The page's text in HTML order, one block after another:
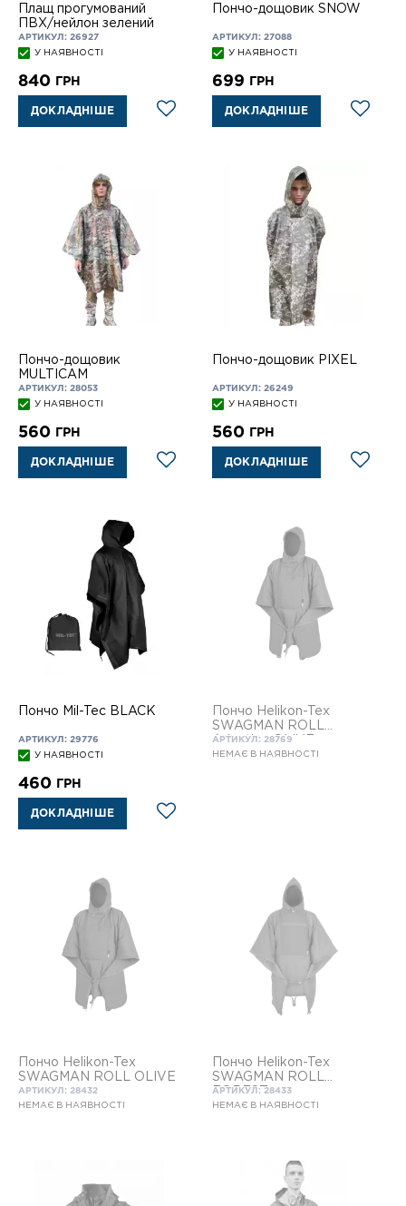
Плащ прогумований
ПВХ/нейлон зелений
АРТИКУЛ: 26927
У НАЯВНОСТІ
840 ГРН
ДОКЛАДНІШЕ
Пончо-дощовик SNOW
АРТИКУЛ: 27088
У НАЯВНОСТІ
699 ГРН
ДОКЛАДНІШЕ
Пончо-дощовик
MULTICAM
АРТИКУЛ: 28053
У НАЯВНОСТІ
560 ГРН
ДОКЛАДНІШЕ
Пончо-дощовик PIXEL
АРТИКУЛ: 26249
У НАЯВНОСТІ
560 ГРН
ДОКЛАДНІШЕ
Пончо Mil-Tec BLACK
АРТИКУЛ: 29776
У НАЯВНОСТІ
460 ГРН
ДОКЛАДНІШЕ
Пончо Helikon-Tex
SWAGMAN ROLL
Adaptive OLIVE
АРТИКУЛ: 28769
НЕМАЄ В НАЯВНОСТІ
Пончо Helikon-Tex
SWAGMAN ROLL OLIVE
АРТИКУЛ: 28432
НЕМАЄ В НАЯВНОСТІ
Пончо Helikon-Tex
SWAGMAN ROLL
FOREST
АРТИКУЛ: 28433
НЕМАЄ В НАЯВНОСТІ